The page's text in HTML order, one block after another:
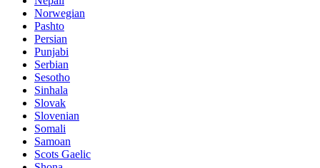
Norwegian
Pashto
Persian
Punjabi
Serbian
Sesotho
Sinhala
Slovak
Slovenian
Somali
Samoan
Scots Gaelic